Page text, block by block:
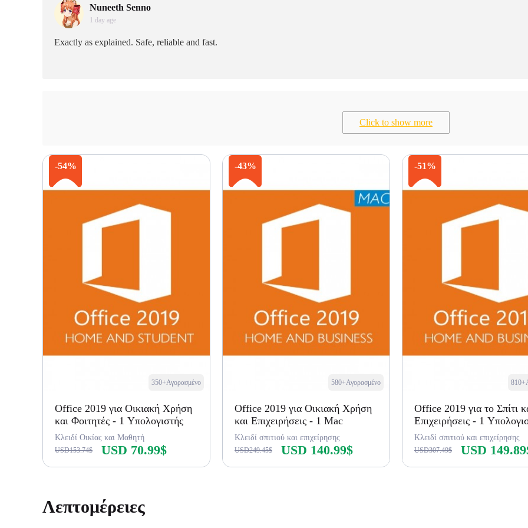
Nuneeth Senno
1 day age
Exactly as explained. Safe, reliable and fast.
Click to show more
-54%
350+Αγορασμένο
Office 2019 για Οικιακή Χρήση
και Φοιτητές - 1 Υπολογιστής
Κλειδί Οικίας και Μαθητή
USD153.74$ USD 70.99$
-43%
580+Αγορασμένο
Office 2019 για Οικιακή Χρήση
και Επιχειρήσεις - 1 Mac
Κλειδί σπιτιού και επιχείρησης
USD249.45$ USD 140.99$
-51%
Office 2019 για το Σπίτι
Επιχειρήσεις - 1
Κλειδί σπιτιού και επιχείρησης
USD307.49$ USD
Λεπτομέρειες